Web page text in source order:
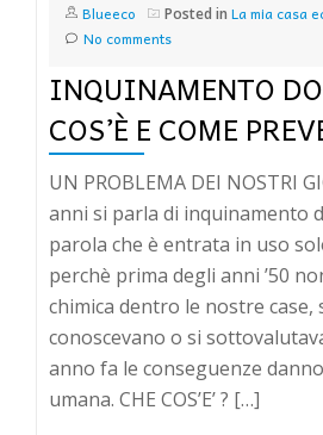
Blueeco Posted in La mia casa
No comments
INQUINAMENTO
COS’È E COME
UN PROBLEMA DEI NOSTRI
anni si parla di inquinamento
parola che è entrata in uso
perchè prima degli anni ’50
chimica dentro le nostre case,
conoscevano o si
anno fa le conseguenze
umana. CHE COS’E’ ? […]